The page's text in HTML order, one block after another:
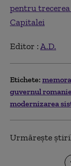
pentru
Capitalei
Editor :A.D.
Etichete:
guvernul
modernizarea
Urmărește